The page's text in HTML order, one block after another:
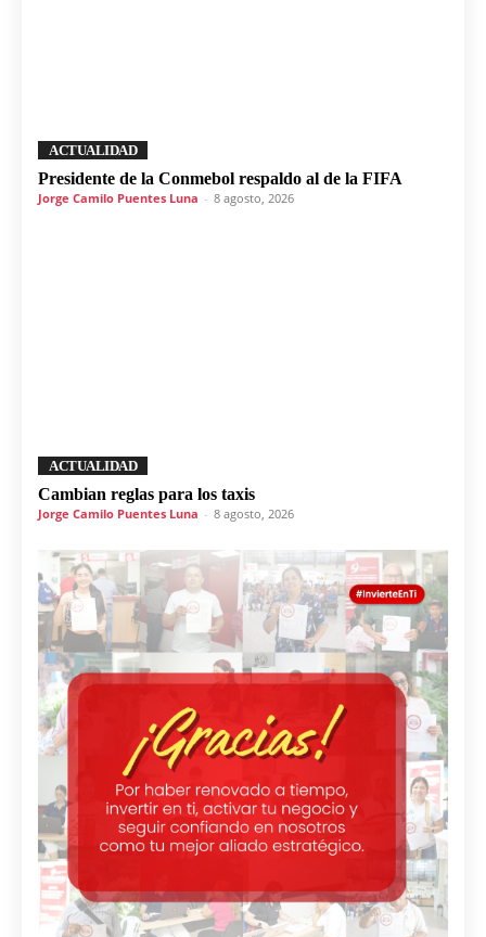
ACTUALIDAD
Presidente de la Conmebol respaldo al de la FIFA
Jorge Camilo Puentes Luna - 8 agosto, 2026
ACTUALIDAD
Cambian reglas para los taxis
Jorge Camilo Puentes Luna - 8 agosto, 2026